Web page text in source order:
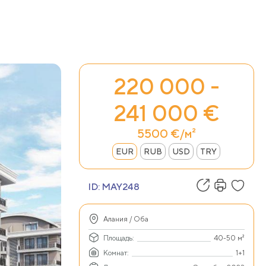
220 000 -
241 000 €
5500 €/м²
EUR RUB USD TRY
ID: MAY248
Алания / Оба
Площадь:
40-50 м²
Комнат:
1+1